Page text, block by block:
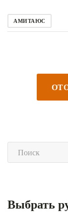
АМИТАЮС
Выбрать